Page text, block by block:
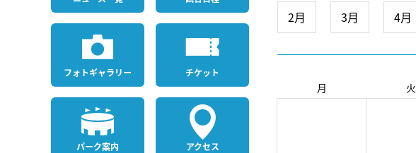
フォトギャラリー チケット
パーク案内 アクセス
2月 3月 4月
月 火